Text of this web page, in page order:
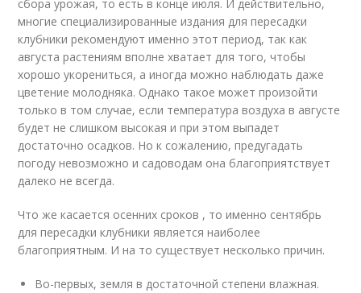
сбора урожая, то есть в конце июля. И действительно,
многие специализированные издания для пересадки
клубники рекомендуют именно этот период, так как
августа растениям вполне хватает для того, чтобы
хорошо укорениться, а иногда можно наблюдать даже
цветение молодняка. Однако такое может произойти
только в том случае, если температура воздуха в августе
будет не слишком высокая и при этом выпадет
достаточно осадков. Но к сожалению, предугадать
погоду невозможно и садоводам она благоприятствует
далеко не всегда.
Что же касается осенних сроков , то именно сентябрь
для пересадки клубники является наиболее
благоприятным. И на то существует несколько причин.
Во-первых, земля в достаточной степени влажная.